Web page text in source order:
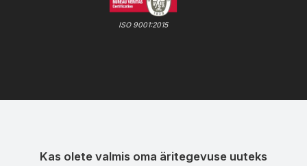
ISO 9001:2015
Kas olete valmis oma äritegevuse uuteks